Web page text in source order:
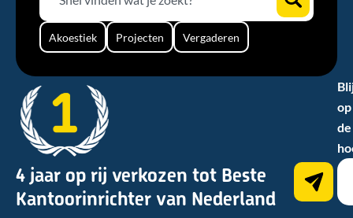
Akoestiek Projecten Vergaderen
4 jaar op rij verkozen tot Beste
Kantoorinrichter van Nederland
op
de